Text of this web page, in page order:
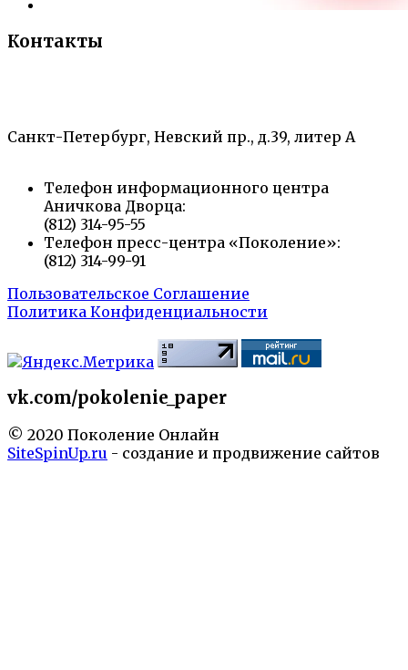
Контакты
Санкт-Петербург, Невский пр., д.39, литер А
Телефон информационного центра
Аничкова Дворца:
(812) 314-95-55
Телефон пресс-центра «Поколение»:
(812) 314-99-91
Пользовательское Соглашение
Политика Конфиденциальности
vk.com/pokolenie_paper
© 2020 Поколение Онлайн
SiteSpinUp.ru - создание и продвижение сайтов